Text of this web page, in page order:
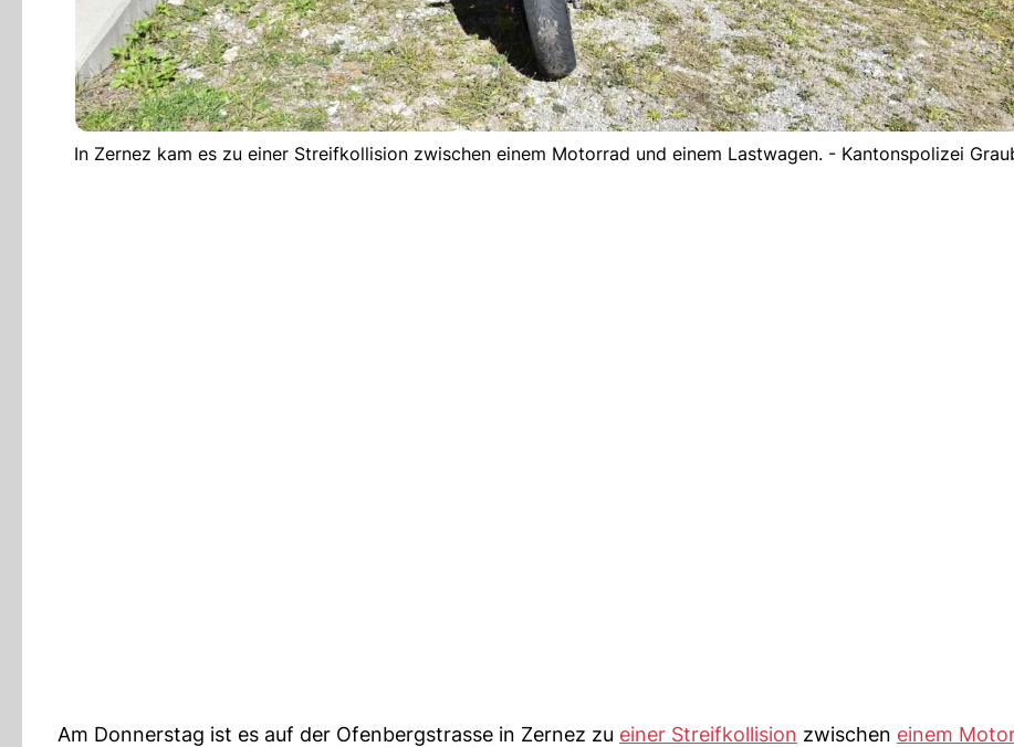
In Zernez kam es zu einer Streifkollision zwischen einem Motorrad und einem Lastwagen. - Kantonspolizei
Am Donnerstag ist es auf der Ofenbergstrasse in Zernez zu einer Streifkollision zwischen einem